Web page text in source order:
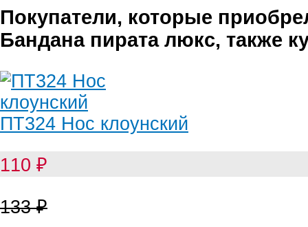
Покупатели, которые
Бандана пирата люкс, также
ПТ324 Нос клоунский
110 ₽
133₽